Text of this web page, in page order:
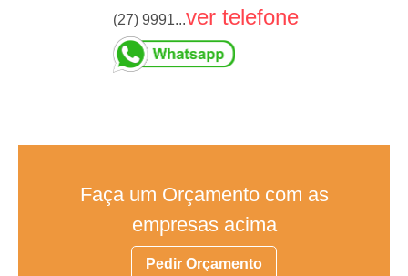
(27) 9991...ver telefone
Faça um Orçamento com as
empresas acima
Pedir Orçamento